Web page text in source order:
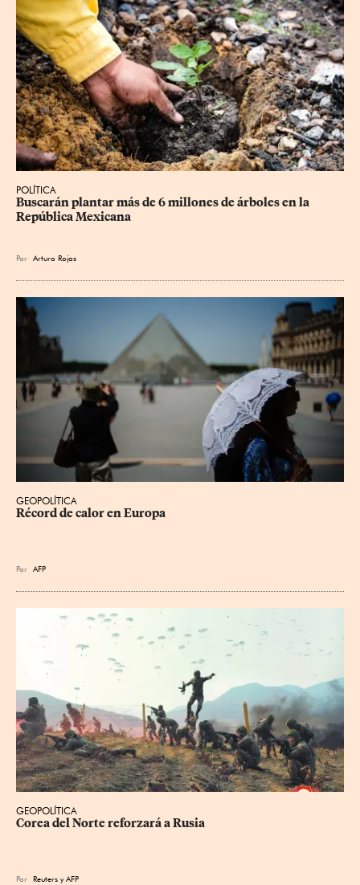
POLÍTICA
Buscarán plantar más de 6 millones de árboles en la
República Mexicana
Por Arturo Rojas
GEOPOLÍTICA
Récord de calor en Europa
Por AFP
GEOPOLÍTICA
Corea del Norte reforzará a Rusia
Por Reuters yAFP